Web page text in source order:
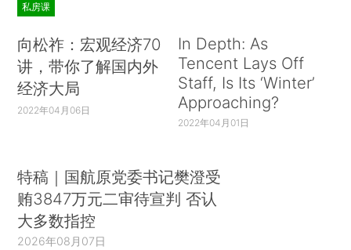
私房课
向松祚：宏观经济70
讲，带你了解国内外
经济大局
2022年04月06日
In Depth: As
Tencent Lays Off
Staff, Is Its ‘Winter’
Approaching?
2022年04月01日
特稿｜国航原党委书记樊澄受
贿3847万元二审待宣判 否认
大多数指控
2026年08月07日